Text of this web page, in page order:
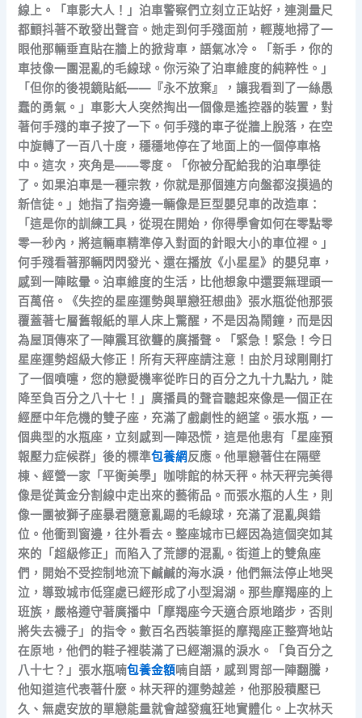
線上。「車影大人！」泊車警察們立刻立正站好，連測量尺
都顫抖著不敢發出聲音。她走到何手殘面前，輕蔑地掃了一
眼他那輛垂直貼在牆上的掀背車，語氣冰冷。「新手，你的
車技像一團混亂的毛線球。你污染了泊車維度的純粹性。」
「但你的後視鏡貼紙——『永不放棄』，讓我看到了一絲愚
蠢的勇氣。」車影大人突然掏出一個像是遙控器的裝置，對
著何手殘的車子按了一下。何手殘的車子從牆上脫落，在空
中旋轉了一百八十度，穩穩地停在了地面上的一個停車格
中。這次，夾角是——零度。「你被分配給我的泊車學徒
了。如果泊車是一種宗教，你就是那個連方向盤都沒摸過的
新信徒。」她指了指旁邊一輛像是巨型嬰兒車的改造車：
「這是你的訓練工具，從現在開始，你得學會如何在零點零
零一秒內，將這輛車精準停入對面的針眼大小的車位裡。」
何手殘看著那輛閃閃發光、還在播放《小星星》的嬰兒車，
感到一陣眩暈。泊車維度的生活，比他想象中還要無理頭一
百萬倍。《失控的星座運勢與單戀狂想曲》張水瓶從他那張
覆蓋著七層舊報紙的單人床上驚醒，不是因為鬧鐘，而是因
為屋頂傳來了一陣震耳欲聾的廣播聲。「緊急！緊急！今日
星座運勢超級大修正！所有天秤座請注意！由於月球剛剛打
了一個噴嚏，您的戀愛機率從昨日的百分之九十九點九，陡
降至負百分之八十七！」廣播員的聲音聽起來像是一個正在
經歷中年危機的雙子座，充滿了戲劇性的絕望。張水瓶，一
個典型的水瓶座，立刻感到一陣恐慌，這是他患有「星座預
報壓力症候群」後的標準包養網反應。他單戀著住在隔壁
棟、經營一家「平衡美學」咖啡館的林天秤。林天秤完美得
像是從黃金分割線中走出來的藝術品。而張水瓶的人生，則
像一團被獅子座暴君隨意亂踢的毛線球，充滿了混亂與錯
位。他衝到窗邊，往外看去。整座城市已經因為這個突如其
來的「超級修正」而陷入了荒謬的混亂。街道上的雙魚座
們，開始不受控制地流下鹹鹹的海水淚，他們無法停止地哭
泣，導致城市低窪處已經形成了小型潟湖。那些摩羯座的上
班族，嚴格遵守著廣播中「摩羯座今天適合原地踏步，否則
將失去襪子」的指令。數百名西裝筆挺的摩羯座正整齊地站
在原地，他們的鞋子裡裝滿了已經潮濕的淚水。「負百分之
八十七？」張水瓶喃包養金額喃自語，感到胃部一陣翻騰，
他知道這代表著什麼。林天秤的運勢越差，他那股積壓已
久、無處安放的單戀能量就會越發瘋狂地實體化。上次林天